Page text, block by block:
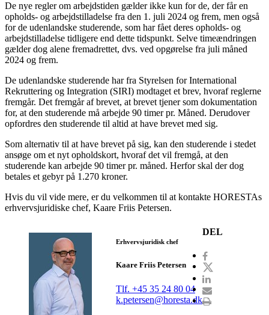
De nye regler om arbejdstiden gælder ikke kun for de, der får en
opholds- og arbejdstilladelse fra den 1. juli 2024 og frem, men også
for de udenlandske studerende, som har fået deres opholds- og
arbejdstilladelse tidligere end dette tidspunkt. Selve timeændringen
gælder dog alene fremadrettet, dvs. ved opgørelse fra juli måned
2024 og frem.
De udenlandske studerende har fra Styrelsen for International
Rekruttering og Integration (SIRI) modtaget et brev, hvoraf reglerne
fremgår. Det fremgår af brevet, at brevet tjener som dokumentation
for, at den studerende må arbejde 90 timer pr. Måned. Derudover
opfordres den studerende til altid at have brevet med sig.
Som alternativ til at have brevet på sig, kan den studerende i stedet
ansøge om et nyt opholdskort, hvoraf det vil fremgå, at den
studerende kan arbejde 90 timer pr. måned. Herfor skal der dog
betales et gebyr på 1.270 kroner.
Hvis du vil vide mere, er du velkommen til at kontakte HORESTAs
erhvervsjuridiske chef, Kaare Friis Petersen.
Erhvervsjuridisk chef
Kaare Friis Petersen
Tlf. +45 35 24 80 04
k.petersen@horesta.dk
DEL